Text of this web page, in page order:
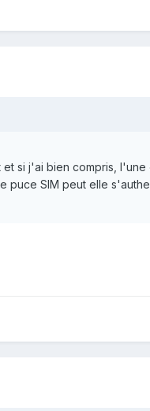
si j'ai bien compris,
puce SIM peut elle